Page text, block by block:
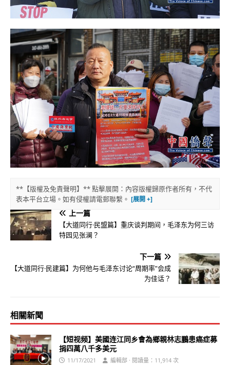
**【版權及免責聲明】** 點擊展開：內容版權歸原作者所有，不代
表本平台立場。如有侵權請電郵聯繫。
上一篇
【大道同行·民盟篇】重庆谈判期间，毛泽东为何三访
特园见张澜？
下一篇
【大道同行·民建篇】为何他与毛泽东讨论“周期率”会成
为佳话？
相關新聞
【短视频】美國连江同乡會為鄉親林志鵬患癌症募
捐四萬八千多美元
11/17/2021 編輯部 · 閱讀量：11,914 次